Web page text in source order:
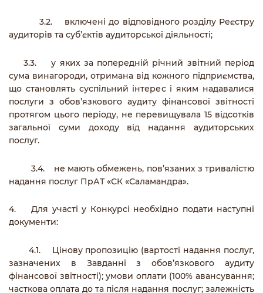
3.2. включені до відповідного розділу Реєстру
аудиторів та суб’єктів аудиторської діяльності;
3.3. у яких за попередній річний звітний період
сума винагороди, отримана від кожного підприємства,
що становлять суспільний інтерес і яким надавалися
послуги з обов’язкового аудиту фінансової звітності
протягом цього періоду, не перевищувала 15 відсотків
загальної суми доходу від надання аудиторських
послуг.
3.4. не мають обмежень, пов’язаних з тривалістю
надання послуг ПрАТ «СК «Саламандра».
4. Для участі у Конкурсі необхідно подати наступні
документи:
4.1. Цінову пропозицію (вартості надання послуг,
зазначених в Завданні з обов’язкового аудиту
фінансової звітності); умови оплати (100% авансування;
часткова оплата до та після надання послуг; залежність